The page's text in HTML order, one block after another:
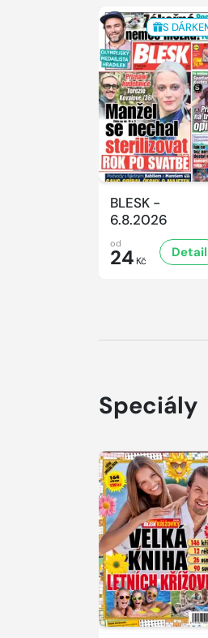
S
BLESK -
6.8.2026
od
24 Kč
Detail
Speciály